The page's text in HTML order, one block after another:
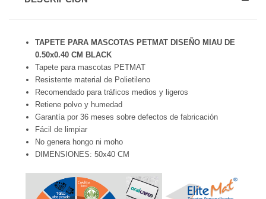
TAPETE PARA MASCOTAS PETMAT DISEÑO MIAU DE
0.50x0.40 CM BLACK
Tapete para mascotas PETMAT
Resistente material de Polietileno
Recomendado para tráficos medios y ligeros
Retiene polvo y humedad
Garantía por 36 meses sobre defectos de fabricación
Fácil de limpiar
No genera hongo ni moho
DIMENSIONES: 50x40 CM